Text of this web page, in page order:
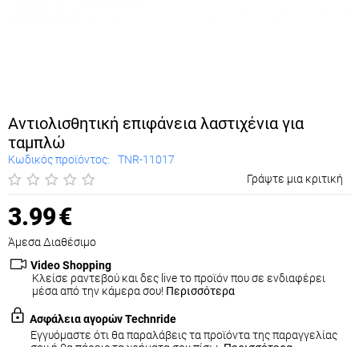
Αντιολισθητική επιφάνεια λαστιχένια για
ταμπλώ
Κωδικός προϊόντος:
TNR-11017
Γράψτε μια κριτική
3.99€
Άμεσα Διαθέσιμο
Video Shopping
Κλείσε ραντεβού και δες live το προϊόν που σε ενδιαφέρει
μέσα από την κάμερα σου! Περισσότερα
Ασφάλεια αγορών Technride
Εγγυόμαστε ότι θα παραλάβεις τα προϊόντα της παραγγελίας